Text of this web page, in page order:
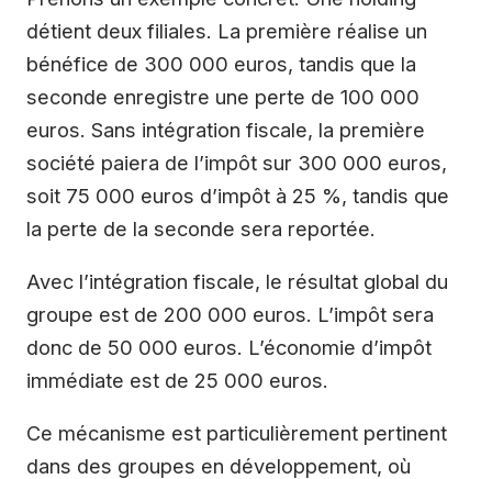
détient deux filiales. La première réalise un
bénéfice de 300 000 euros, tandis que la
seconde enregistre une perte de 100 000
euros. Sans intégration fiscale, la première
société paiera de l’impôt sur 300 000 euros,
soit 75 000 euros d’impôt à 25 %, tandis que
la perte de la seconde sera reportée.
Avec l’intégration fiscale, le résultat global du
groupe est de 200 000 euros. L’impôt sera
donc de 50 000 euros. L’économie d’impôt
immédiate est de 25 000 euros.
Ce mécanisme est particulièrement pertinent
dans des groupes en développement, où